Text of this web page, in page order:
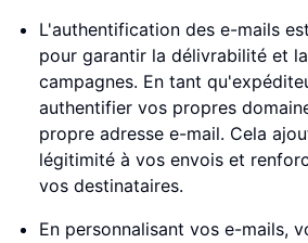
L'authentification des e-mails
pour garantir la délivrabilité et
campagnes. En tant
authentifier vos propres
propre adresse e-mail. Cela
légitimité à vos envois et
vos destinataires.
En personnalisant vos e-mails,